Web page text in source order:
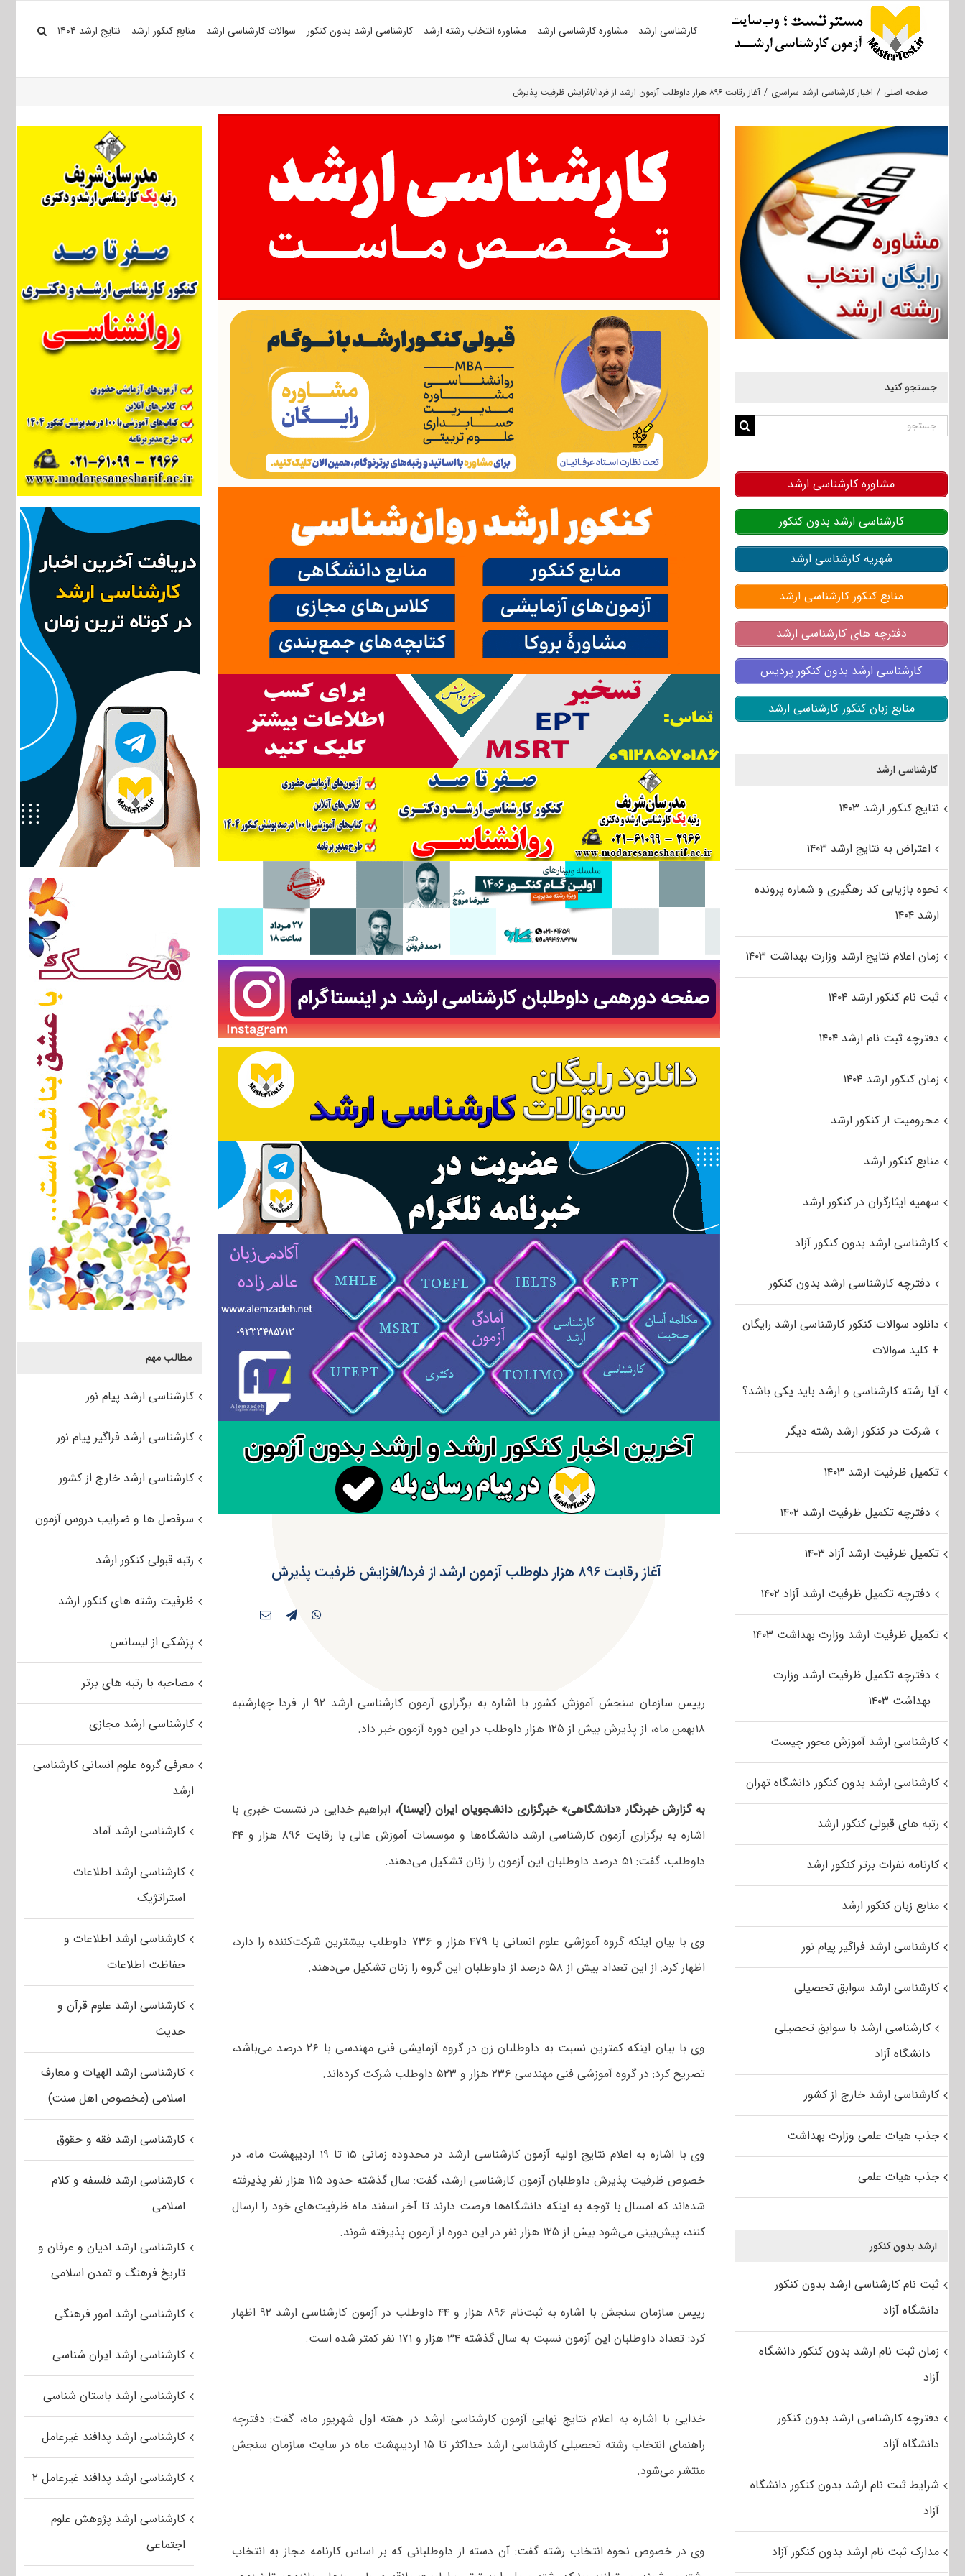
کارشناسی ارشد مشاوره کارشناسی ارشد مشاوره انتخاب رشته ارشد کارشناسی ارشد بدون کنکور سوالات کارشناسی ارشد منابع کنکور ارشد نتایج ارشد ۱۴۰۴
صفحه اصلی اخبار کارشناسی ارشد سراسری آغاز رقابت ۸۹۶ هزار داوطلب آزمون ارشد از فردا/افزایش ظرفیت پذیرش
آغاز رقابت ۸۹۶ هزار داوطلب آزمون ارشد از فردا/افزایش ظرفیت پذیرش
رییس سازمان سنجش آموزش کشور با اشاره به برگزاری آزمون کارشناسی ارشد ۹۲ از فردا چهارشنبه
۱۸بهمن ماه، از پذیرش بیش از ۱۲۵ هزار داوطلب در این دوره آزمون خبر داد.
به گزارش خبرنگار «دانشگاهی» خبرگزاری دانشجویان ایران (ایسنا)، ابراهیم خدایی در نشست خبری با
اشاره به برگزاری آزمون کارشناسی ارشد دانشگاه‌ها و موسسات آموزش عالی با رقابت ۸۹۶ هزار و ۴۴
داوطلب، گفت: ۵۱ درصد داوطلبان این آزمون‌ را زنان تشکیل می‌دهند.
وی با بیان اینکه گروه آموزشی علوم انسانی با ۴۷۹ هزار و ۷۳۶ داوطلب بیشترین شرکت‌کننده را دارد،
اظهار کرد: از این تعداد بیش از ۵۸ درصد از داوطلبان این گروه را زنان تشکیل می‌دهند.
وی با بیان اینکه کمترین نسبت به داوطلبان زن در گروه آزمایشی فنی مهندسی با ۲۶ درصد می‌باشد،
تصریح کرد: در گروه آموزشی فنی مهندسی ۲۳۶ هزار و ۵۲۳ داوطلب شرکت کرده‌اند.
وی با اشاره به اعلام نتایج اولیه آزمون کارشناسی ارشد در محدوده زمانی ۱۵ تا ۱۹ اردیبهشت ماه، در
خصوص ظرفیت پذیرش داوطلبان آزمون کارشناسی ارشد، گفت: سال گذشته حدود ۱۱۵ هزار نفر پذیرفته
شده‌اند که امسال با توجه به اینکه دانشگاه‌ها فرصت‌ دارند تا آخر اسفند ماه ظرفیت‌های خود را ارسال
کنند، پیش‌بینی می‌شود بیش از ۱۲۵ هزار نفر در این دوره از آزمون پذیرفته شوند.
رییس سازمان سنجش با اشاره به ثبت‌نام ۸۹۶ هزار و ۴۴ داوطلب در آزمون کارشناسی ارشد ۹۲ اظهار
کرد: تعداد داوطلبان این آزمون نسبت به سال گذشته ۳۴ هزار و ۱۷۱ نفر کمتر شده است.
خدایی با اشاره به اعلام نتایج نهایی آزمون کارشناسی ارشد در هفته اول شهریور ماه، گفت: دفترچه
راهنمای انتخاب رشته تحصیلی کارشناسی ارشد حداکثر تا ۱۵ اردیبهشت ماه در سایت سازمان سنجش
منتشر می‌شود.
وی در خصوص نحوه انتخاب رشته گفت: آن دسته از داوطلبانی که بر اساس کارنامه مجاز به انتخاب
مطالب مهم
کارشناسی ارشد پیام نور
کارشناسی ارشد فراگیر پیام نور
کارشناسی ارشد خارج از کشور
سرفصل ها و ضرایب دروس آزمون
رتبه قبولی کنکور ارشد
ظرفیت رشته های کنکور ارشد
پزشکی از لیسانس
مصاحبه با رتبه های برتر
کارشناسی ارشد مجازی
معرفی گروه علوم انسانی کارشناسی
ارشد
کارشناسی ارشد آماد
کارشناسی ارشد اطلاعات
استراتژیک
کارشناسی ارشد اطلاعات و
حفاظت اطلاعات
کارشناسی ارشد علوم قرآن و
حدیث
کارشناسی ارشد الهیات و معارف
اسلامی (مخصوص اهل سنت)
کارشناسی ارشد فقه و حقوق
کارشناسی ارشد فلسفه و کلام
اسلامی
کارشناسی ارشد ادیان و عرفان و
تاریخ فرهنگ و تمدن اسلامی
کارشناسی ارشد امور فرهنگی
کارشناسی ارشد ایران شناسی
کارشناسی ارشد باستان شناسی
کارشناسی ارشد پدافند غیرعامل
کارشناسی ارشد پدافند غیرعامل ۲
کارشناسی ارشد پژوهش علوم
اجتماعی
جستجو کنید
جستجو
مشاوره کارشناسی ارشد
کارشناسی ارشد بدون کنکور
شهریه کارشناسی ارشد
منابع کنکور کارشناسی ارشد
دفترچه های کارشناسی ارشد
کارشناسی ارشد بدون کنکور پردیس
منابع زبان کنکور کارشناسی ارشد
کارشناسی ارشد
نتایج کنکور ارشد ۱۴۰۳
اعتراض به نتایج ارشد ۱۴۰۳
نحوه بازیابی کد رهگیری و شماره پرونده
ارشد ۱۴۰۴
زمان اعلام نتایج ارشد وزارت بهداشت ۱۴۰۳
ثبت نام کنکور ارشد ۱۴۰۴
دفترچه ثبت نام ارشد ۱۴۰۴
زمان کنکور ارشد ۱۴۰۴
محرومیت از کنکور ارشد
منابع کنکور ارشد
سهمیه ایثارگران در کنکور ارشد
کارشناسی ارشد بدون کنکور آزاد
دفترچه کارشناسی ارشد بدون کنکور
دانلود سوالات کنکور کارشناسی ارشد رایگان
+ کلید سوالات
آیا رشته کارشناسی و ارشد باید یکی باشد؟
شرکت در کنکور ارشد رشته دیگر
تکمیل ظرفیت ارشد ۱۴۰۳
دفترچه تکمیل ظرفیت ارشد ۱۴۰۲
تکمیل ظرفیت ارشد آزاد ۱۴۰۳
دفترچه تکمیل ظرفیت ارشد آزاد ۱۴۰۲
تکمیل ظرفیت ارشد وزارت بهداشت ۱۴۰۳
دفترچه تکمیل ظرفیت ارشد وزارت
بهداشت ۱۴۰۳
کارشناسی ارشد آموزش محور چیست
کارشناسی ارشد بدون کنکور دانشگاه تهران
رتبه های قبولی کنکور ارشد
کارنامه نفرات برتر کنکور ارشد
منابع زبان کنکور ارشد
کارشناسی ارشد فراگیر پیام نور
کارشناسی ارشد سوابق تحصیلی
کارشناسی ارشد با سوابق تحصیلی
دانشگاه آزاد
کارشناسی ارشد خارج از کشور
جذب هیات علمی وزارت بهداشت
جذب هیات علمی
ارشد بدون کنکور
ثبت نام کارشناسی ارشد بدون کنکور
دانشگاه آزاد
زمان ثبت نام ارشد بدون کنکور دانشگاه
آزاد
دفترچه کارشناسی ارشد بدون کنکور
دانشگاه آزاد
شرایط ثبت نام ارشد بدون کنکور دانشگاه
آزاد
مدارک ثبت نام ارشد بدون کنکور آزاد